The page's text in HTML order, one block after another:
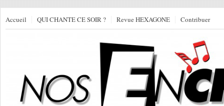
Accueil QUI CHANTE CE SOIR ? Revue HEXAGONE Contribuer